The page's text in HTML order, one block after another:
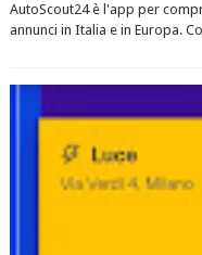
AutoScout24 è l'app per
annunci in Italia e in Europa.